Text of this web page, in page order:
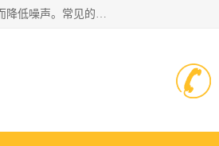
消音器主要用于降低机械设备或枪械等产生的噪声。它通过阻尼或增加排气面积来降低排气速度和功率，从而降低噪声。常见的消音器类型包括阻性消声器、抗性消声器、共振消声器以及阻抗复合式消声器等。这些消音器各有特点，适用于不同频率的噪声消除。